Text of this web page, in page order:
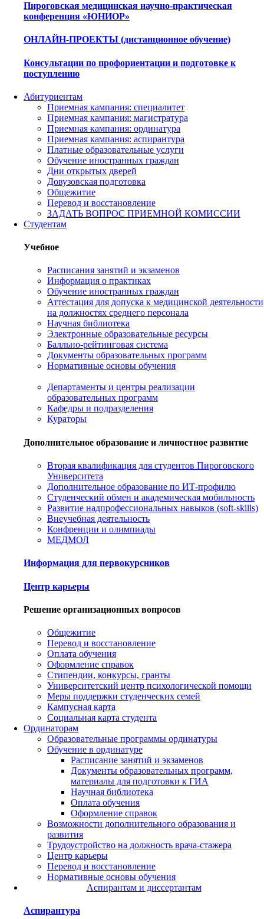
Пироговская медицинская научно-практическая
конференция «ЮНИОР»
ОНЛАЙН-ПРОЕКТЫ (дистанционное обучение)
Консультации по профориентации и подготовке к
поступлению
Абитуриентам
Приемная кампания: специалитет
Приемная кампания: магистратура
Приемная кампания: ординатура
Приемная кампания: аспирантура
Платные образовательные услуги
Обучение иностранных граждан
Дни открытых дверей
Довузовская подготовка
Общежитие
Перевод и восстановление
ЗАДАТЬ ВОПРОС ПРИЕМНОЙ КОМИССИИ
Студентам
Учебное
Расписания занятий и экзаменов
Информация о практиках
Обучение иностранных граждан
Аттестация для допуска к медицинской деятельности
на должностях среднего персонала
Научная библиотека
Электронные образовательные ресурсы
Балльно-рейтинговая система
Документы образовательных программ
Нормативные основы обучения
Департаменты и центры реализации
образовательных программ
Кафедры и подразделения
Кураторы
Дополнительное образование и личностное развитие
Вторая квалификация для студентов Пироговского
Университета
Дополнительное образование по ИТ-профилю
Студенческий обмен и академическая мобильность
Развитие надпрофессиональных навыков (soft-skills)
Внеучебная деятельность
Конфренции и олимпиады
МЕДМОЛ
Информация для первокурсников
Центр карьеры
Решение организационных вопросов
Общежитие
Перевод и восстановление
Оплата обучения
Оформление справок
Стипендии, конкурсы, гранты
Университетский центр психологической помощи
Меры поддержки студенческих семей
Кампусная карта
Социальная карта студента
Ординаторам
Образовательные программы ординатуры
Обучение в ординатуре
Расписание занятий и экзаменов
Документы образовательных программ,
материалы для подготовки к ГИА
Научная библиотека
Оплата обучения
Оформление справок
Возможности дополнительного образования и
развития
Трудоустройство на должность врача-стажера
Центр карьеры
Перевод и восстановление
Нормативные основы обучения
Аспирантам и диссертантам
Аспирантура